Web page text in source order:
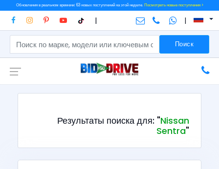
Обновления в реальном времени: 63 новых поступлений на этой неделе.Посмотреть новые поступления >
| |
Поиск
Результаты поиска для: "Nissan
Sentra"